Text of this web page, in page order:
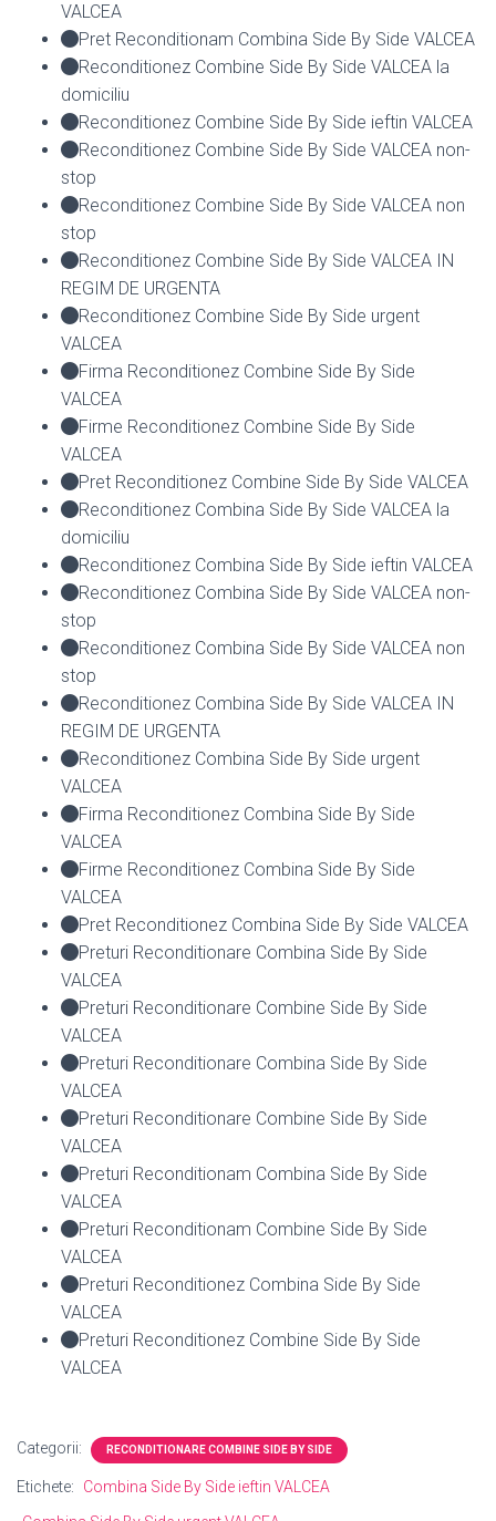
VALCEA
Pret Reconditionam Combina Side By Side VALCEA
Reconditionez Combine Side By Side VALCEA la
domiciliu
Reconditionez Combine Side By Side ieftin VALCEA
Reconditionez Combine Side By Side VALCEA non-
stop
Reconditionez Combine Side By Side VALCEA non
stop
Reconditionez Combine Side By Side VALCEA IN
REGIM DE URGENTA
Reconditionez Combine Side By Side urgent
VALCEA
Firma Reconditionez Combine Side By Side
VALCEA
Firme Reconditionez Combine Side By Side
VALCEA
Pret Reconditionez Combine Side By Side VALCEA
Reconditionez Combina Side By Side VALCEA la
domiciliu
Reconditionez Combina Side By Side ieftin VALCEA
Reconditionez Combina Side By Side VALCEA non-
stop
Reconditionez Combina Side By Side VALCEA non
stop
Reconditionez Combina Side By Side VALCEA IN
REGIM DE URGENTA
Reconditionez Combina Side By Side urgent
VALCEA
Firma Reconditionez Combina Side By Side
VALCEA
Firme Reconditionez Combina Side By Side
VALCEA
Pret Reconditionez Combina Side By Side VALCEA
Preturi Reconditionare Combina Side By Side
VALCEA
Preturi Reconditionare Combine Side By Side
VALCEA
Preturi Reconditionare Combina Side By Side
VALCEA
Preturi Reconditionare Combine Side By Side
VALCEA
Preturi Reconditionam Combina Side By Side
VALCEA
Preturi Reconditionam Combine Side By Side
VALCEA
Preturi Reconditionez Combina Side By Side
VALCEA
Preturi Reconditionez Combine Side By Side
VALCEA
Categorii: RECONDITIONARE COMBINE SIDE BY SIDE
Etichete:
Combina Side By Side ieftin VALCEA